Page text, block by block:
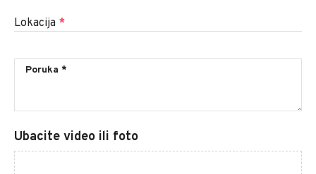
Lokacija *
Ubacite video ili foto